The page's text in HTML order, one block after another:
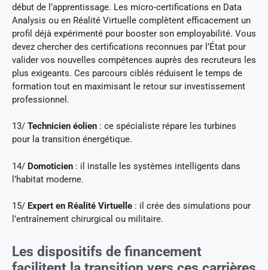
début de l’apprentissage. Les micro-certifications en Data
Analysis ou en Réalité Virtuelle complètent efficacement un
profil déjà expérimenté pour booster son employabilité. Vous
devez chercher des certifications reconnues par l’État pour
valider vos nouvelles compétences auprès des recruteurs les
plus exigeants. Ces parcours ciblés réduisent le temps de
formation tout en maximisant le retour sur investissement
professionnel.
13/ Technicien éolien : ce spécialiste répare les turbines
pour la transition énergétique.
14/ Domoticien : il installe les systèmes intelligents dans
l’habitat moderne.
15/ Expert en Réalité Virtuelle : il crée des simulations pour
l’entraînement chirurgical ou militaire.
Les dispositifs de financement